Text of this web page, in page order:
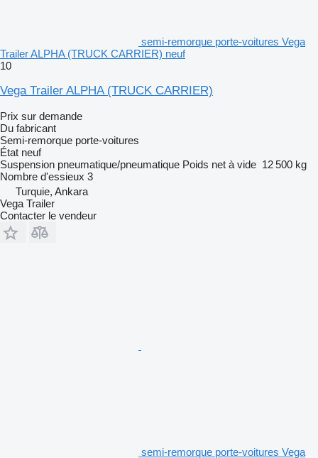
semi-remorque porte-voitures Vega
Trailer ALPHA (TRUCK CARRIER) neuf
10
Vega Trailer ALPHA (TRUCK CARRIER)
Prix sur demande
Du fabricant
Semi-remorque porte-voitures
État neuf
Suspension pneumatique/pneumatique Poids net à vide 12 500 kg
Nombre d'essieux 3
Turquie, Ankara
Vega Trailer
Contacter le vendeur
semi-remorque porte-voitures Vega